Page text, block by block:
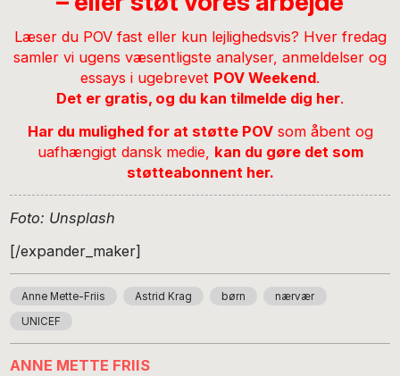
Læser du POV fast eller kun lejlighedsvis? Hver fredag
samler vi ugens væsentligste analyser, anmeldelser og
essays i ugebrevet POV Weekend.
Det er gratis, og du kan tilmelde dig her.
Har du mulighed for at støtte POVsom åbent og
uafhængigt dansk medie, kan du gøre det som
støtteabonnent her.
Foto: Unsplash
[/expander_maker]
Anne Mette-Friis Astrid Krag børn nærvær
UNICEF
ANNE METTE FRIIS